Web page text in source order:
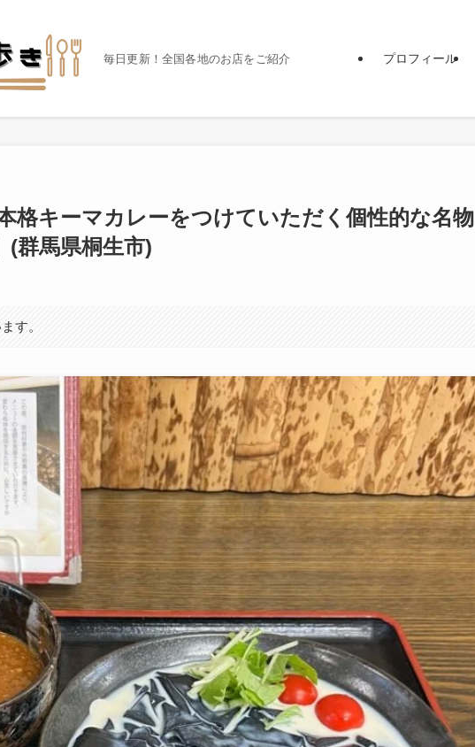
毎日更新！全国各地のお店をご紹介 プロフィール
格キーマカレーをつけていただく個性的な名物
(群馬県桐生市)
す。